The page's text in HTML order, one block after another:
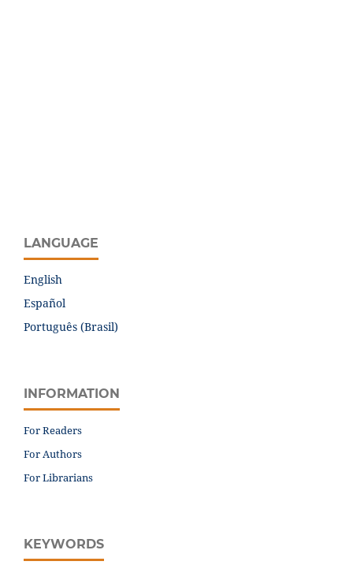
LANGUAGE
English
Español
Português (Brasil)
INFORMATION
For Readers
For Authors
For Librarians
KEYWORDS